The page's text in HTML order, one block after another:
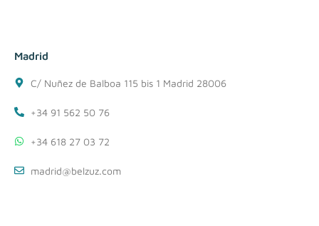
Madrid
C/ Nuñez de Balboa 115 bis 1 Madrid 28006
+34 91 562 50 76
+34 618 27 03 72
madrid@belzuz.com